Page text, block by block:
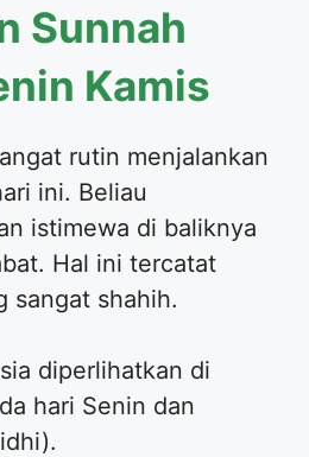
Sunnah
Kamis
rutin menjalankan
ini. Beliau
istimewa di baliknya
Hal ini tercatat
sangat shahih.
diperlihatkan di
hari Senin dan